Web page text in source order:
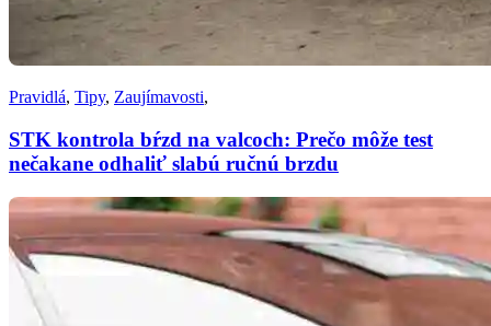
Pravidlá, Tipy, Zaujímavosti,
STK kontrola bŕzd na valcoch: Prečo môže test
nečakane odhaliť slabú ručnú brzdu